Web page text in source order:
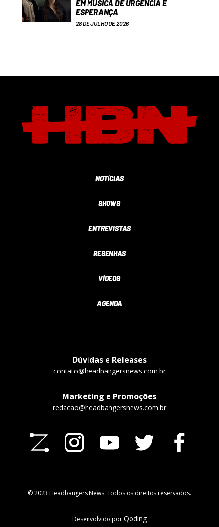
EM MÚSICA DE URGÊNCIA E
ESPERANÇA
28 DE JULHO DE 2026
NOTÍCIAS
SHOWS
ENTREVISTAS
RESENHAS
VÍDEOS
AGENDA
Dúvidas e Releases
contato@headbangersnews.com.br
Marketing e Promoções
redacao@headbangersnews.com.br
© 2023 Headbangers News. Todos os direitos reservados.
Desenvolvido porQoding